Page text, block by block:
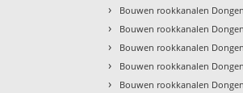
› Bouwen rookkanalen
› Bouwen rookkanalen
› Bouwen rookkanalen
› Bouwen rookkanalen
› Bouwen rookkanalen